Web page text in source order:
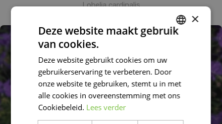
Lobelia cardinalis
×
Deze website maakt gebruik
van cookies.
Deze website gebruikt cookies om uw
gebruikerservaring te verbeteren. Door
onze website te gebruiken, stemt u in met
alle cookies in overeenstemming met ons
Cookiebeleid. Lees verder